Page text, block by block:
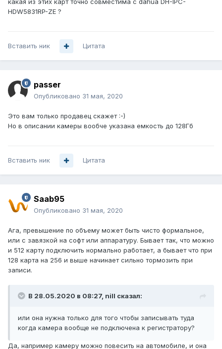
HDW5831RP-Z E ?
Вставить ник Цитата
passer
Опубликовано 31 мая, 2020
Это вам только продавец скажет :-)
Но в описании камеры вообче указана емкость до 128Гб
Вставить ник Цитата
Saab95
Опубликовано 31 мая, 2020
Ага, превышение по объему может быть чисто формальное,
или с завязкой на софт или аппаратуру. Бывает так, что можно
и 512 карту подключить нормально работает, а бывает что при
128 карта на 256 и выше начинает сильно тормозить при
записи.
В 28.05.2020 в 08:27, nill сказал:
или она нужна только для того чтобы записывать туда
когда камера вообще не подключена к регистратору?
Да, например камеру можно повесить на автомобиле, и она